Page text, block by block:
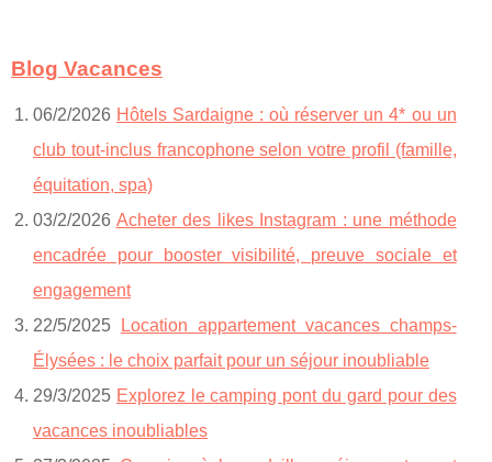
Blog Vacances
06/2/2026 Hôtels Sardaigne : où réserver un 4* ou un
club tout‑inclus francophone selon votre profil (famille,
équitation, spa)
03/2/2026 Acheter des likes Instagram : une méthode
encadrée pour booster visibilité, preuve sociale et
engagement
22/5/2025
Location appartement vacances champs-
Élysées : le choix parfait pour un séjour inoubliable
29/3/2025 Explorez le camping pont du gard pour des
vacances inoubliables